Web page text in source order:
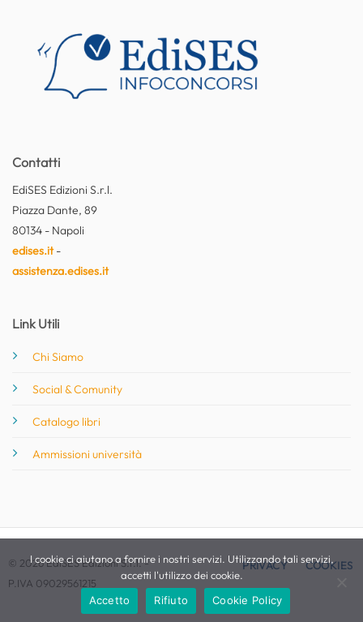
Contatti
EdiSES Edizioni S.r.l.
Piazza Dante, 89
80134 - Napoli
edises.it-
assistenza.edises.it
Link Utili
Chi Siamo
Social & Comunity
Catalogo libri
Ammissioni università
© 2026 EdiSES Edizioni S.r.l. -
P.IVA 09029561215
PRIVACY COOKIES
I cookie ci aiutano a fornire i nostri servizi. Utilizzando tali servizi,
accetti l'utilizzo dei cookie.
Accetto
Rifiuto Cookie Policy